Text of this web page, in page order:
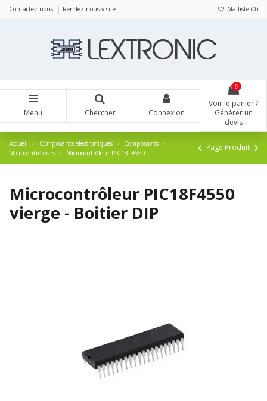
Contactez-nous Rendez-nous visite Ma liste (0)
Menu Chercher Connexion
0
Voir le panier /
Générer un
devis
Accueil Composants electroniques
Composants
Microcontrôleurs
Microcontrôleur PIC18F4550
Page Produit
Microcontrôleur PIC18F4550
vierge - Boitier DIP
Panneau de gestion des cookies